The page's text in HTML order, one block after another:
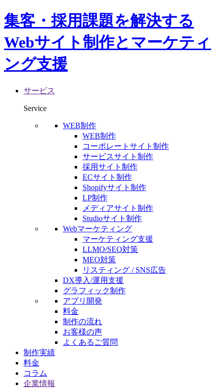
集客・採用課題を解決する
Webサイト制作とマーケティ
ング支援
サービス
Service
WEB制作
WEB制作
コーポレートサイト制作
サービスサイト制作
採用サイト制作
ECサイト制作
Shopifyサイト制作
LP制作
メディアサイト制作
Studioサイト制作
Webマーケティング
マーケティング支援
LLMO/SEO対策
MEO対策
リスティング / SNS広告
DX導入/運用支援
グラフィック制作
アプリ開発
料金
制作の流れ
お客様の声
よくあるご質問
制作実績
料金
コラム
企業情報